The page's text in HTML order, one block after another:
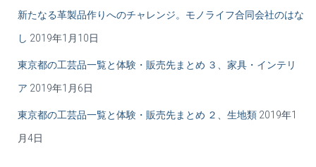
ー
シ
ン
新たなる革製品作りへのチャレンジ。モノライフ合同会社のはな
し 2019年1月10日
東京都の工芸品一覧と体験・販売先まとめ ３、家具・インテリ
ア 2019年1月6日
東京都の工芸品一覧と体験・販売先まとめ ２、生地類 2019年1
月4日